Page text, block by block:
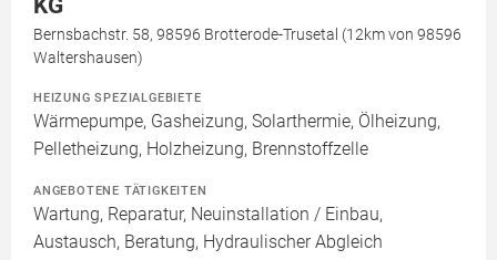
KG
Bernsbachstr. 58, 98596 Brotterode-Trusetal (12km von 98596
Waltershausen)
HEIZUNG SPEZIALGEBIETE
Wärmepumpe, Gasheizung, Solarthermie, Ölheizung,
Pelletheizung, Holzheizung, Brennstoffzelle
ANGEBOTENE TÄTIGKEITEN
Wartung, Reparatur, Neuinstallation / Einbau,
Austausch, Beratung, Hydraulischer Abgleich